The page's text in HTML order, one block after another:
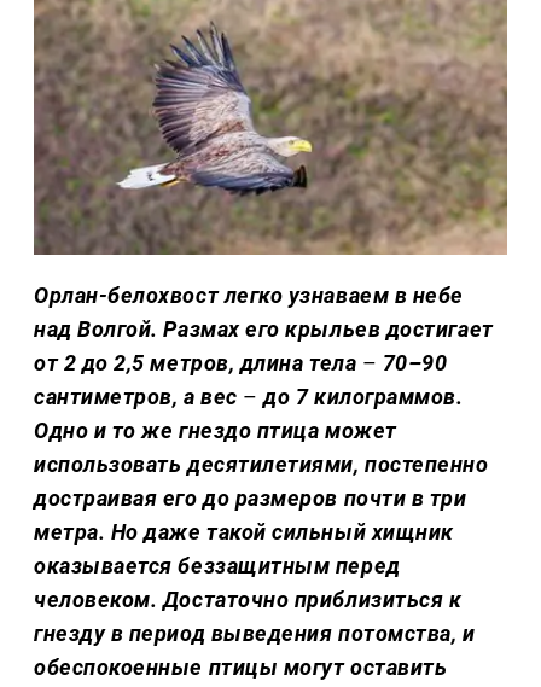
Орлан-белохвост легко узнаваем в небе
над Волгой. Размах его крыльев достигает
от 2 до 2,5 метров, длина тела – 70–90
сантиметров, а вес – до 7 килограммов.
Одно и то же гнездо птица может
использовать десятилетиями, постепенно
достраивая его до размеров почти в три
метра. Но даже такой сильный хищник
оказывается беззащитным перед
человеком. Достаточно приблизиться к
гнезду в период выведения потомства, и
обеспокоенные птицы могут оставить